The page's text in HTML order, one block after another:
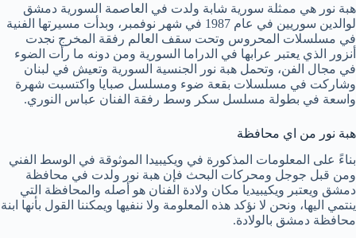
هبة نور هي ممثلة سورية شابة ولدت في العاصمة السورية دمشق
لوالدين سوريين في عام 1987 في شهر نوفمبر، وبدأت مسيرتها الفنية
في مسلسلات المحروس وتحت سقف العالم رفقة المخرج نجدت
أنزور الذي يعتبر عرابها في الدراما السورية ومن دونه ما رأت الضوء
في مجال الفن، وتحمل هبة نور الجنسية السورية وتعيش في لبنان
وشاركت في مسلسلات بقعة ضوء ومسلسل صبايا واكتسبت شهرة
واسعة في بطولة مسلسل سكر وسط رفقة الفنان عباس النوري.
هبة نور من اي محافظة
بناءً على المعلومات المذكورة في ويكيبيدا الموثوقة في الوسط الفني
ومن قبل جوجل ومحركات البحث فإن هبة نور ولدت في محافظة
دمشق ويعتبر ويكيبيديا مكان ولادة الفنان هو أصله والمحافظة التي
ينتمي اليها، ونحن لا نؤكد هذه المعلومة ولا ننفيها ويمكننا القول بأنها ابنة
محافظة دمشق بالولادة.